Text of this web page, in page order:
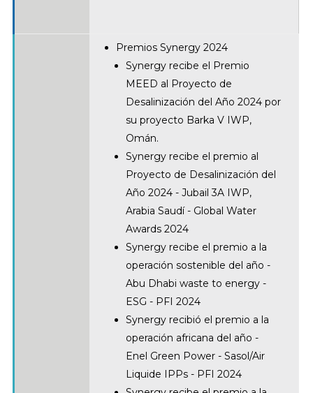
Premios Synergy 2024
Synergy recibe el Premio
MEED al Proyecto de
Desalinización del Año 2024 por
su proyecto Barka V IWP,
Omán.
Synergy recibe el premio al
Proyecto de Desalinización del
Año 2024 - Jubail 3A IWP,
Arabia Saudí - Global Water
Awards 2024
Synergy recibe el premio a la
operación sostenible del año -
Abu Dhabi waste to energy -
ESG - PFI 2024
Synergy recibió el premio a la
operación africana del año -
Enel Green Power - Sasol/Air
Liquide IPPs - PFI 2024